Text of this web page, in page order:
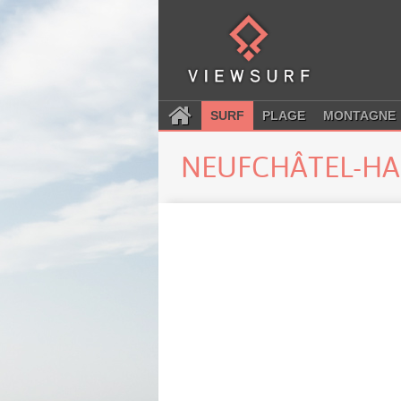
SURF PLAGE MONTAGNE
NEUFCHÂTEL-